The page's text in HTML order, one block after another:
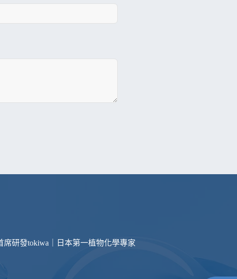
席研發tokiwa｜日本第一植物化學專家